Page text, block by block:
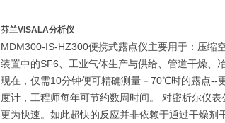
芬兰VISALA分析仪
MDM300-IS-HZ300便携式露点仪主要用于：压缩
装置中的SF6、工业气体生产与供给、管道干燥、冶
现在，仅需10分钟便可精确测量－70℃时的露点--
度计，工程师每年可节约数周时间。 对密析尔仪
更为快速。如此超快的反应并非依赖于通过干燥